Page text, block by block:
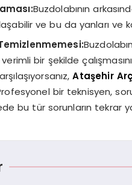
Buzdolabının
ve bu da yanları ve
bir şekilde
Ataşehir
bir teknisyen,
bu tür sorunların tekrar